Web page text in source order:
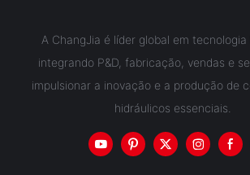
A ChangJia é líder global em tecnologia
integrando P&D, fabricação, vendas e
impulsionar a inovação e a produção de
hidráulicos essenciais.